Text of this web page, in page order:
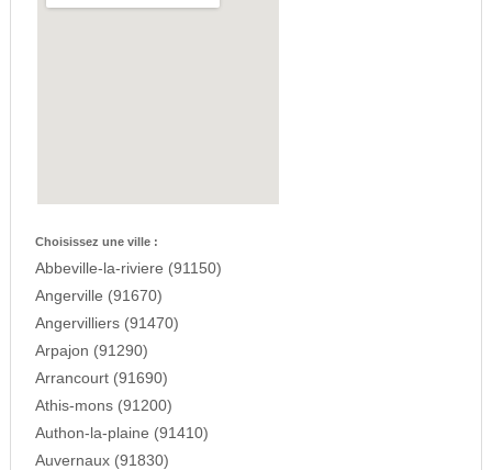
Choisissez une ville :
Abbeville-la-riviere (91150)
Angerville (91670)
Angervilliers (91470)
Arpajon (91290)
Arrancourt (91690)
Athis-mons (91200)
Authon-la-plaine (91410)
Auvernaux (91830)